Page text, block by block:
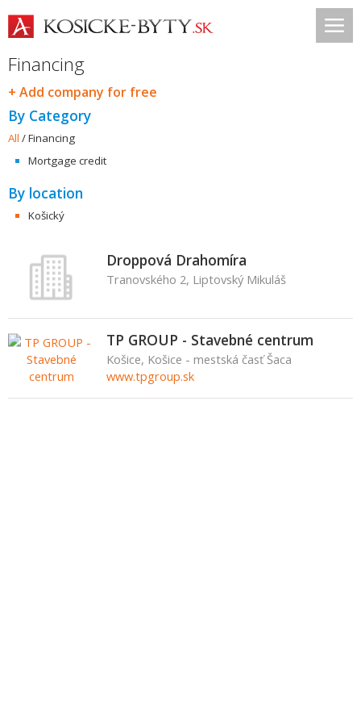
Financing
+ Add company for free
By Category
All /Financing
Mortgage credit
By location
Košický
Droppová Drahomíra
Tranovského 2, Liptovský Mikuláš
TP GROUP - Stavebné centrum
Košice, Košice - mestská časť Šaca
www.tpgroup.sk